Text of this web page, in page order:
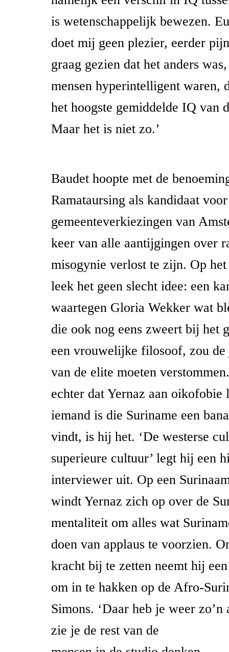
is wetenschappelijk bewezen.
doet mij geen plezier, eerder
graag gezien dat het anders
mensen hyperintelligent waren,
het hoogste gemiddelde IQ van
Maar het is niet zo.’
Baudet hoopte met de
Ramataursing als kandidaat
gemeenteverkiezingen van
keer van alle aantijgingen over
misogynie verlost te zijn. Op het
leek het geen slecht idee: een
waartegen Gloria Wekker wat
die ook nog eens zweert bij het
een vrouwelijke filosoof, zou
van de elite moeten
echter dat Yernaz aan
iemand is die Suriname een
vindt, is hij het. ‘De westerse
superieure cultuur’ legt hij een
interviewer uit. Op een
windt Yernaz zich op over de
mentaliteit om alles wat
doen van applaus te voorzien.
kracht bij te zetten neemt hij
om in te hakken op de Afro-
Simons. ‘Daar heb je weer zo’n
zie je de rest van de